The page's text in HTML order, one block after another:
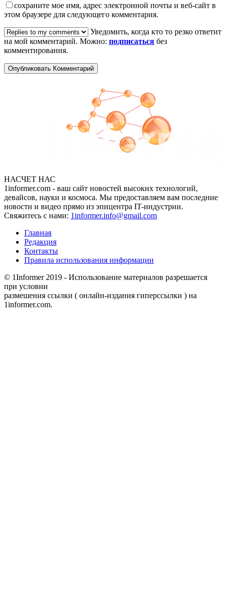
сохраните мое имя, адрес электронной почты и веб-сайт в
этом браузере для следующего комментария.
Уведомить, когда кто то резко ответит
на мой комментарий. Можно: подписаться без
комментирования.
НАСЧЕТ НАС
1informer.com - ваш сайт новостей высоких технологий,
девайсов, науки и космоса. Мы предоставляем вам последние
новости и видео прямо из эпицентра IT-индустрии.
Свяжитесь с нами: 1informer.info@gmail.com
Главная
Редакция
Контакты
Правила использования информации
© 1Informer 2019 - Использование материалов разрешается
при условии
размешения ссылки ( онлайн-издания гиперссылки ) на
1informer.com.